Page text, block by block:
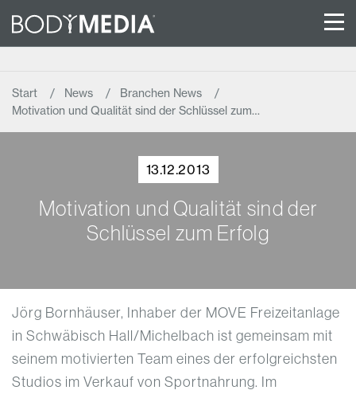
Start News
Branchen News
Motivation und Qualität sind der Schlüssel zum…
13.12.2013
Motivation und Qualität sind der
Schlüssel zum Erfolg
Jörg Bornhäuser, Inhaber der MOVE Freizeitanlage
in Schwäbisch Hall/Michelbach ist gemeinsam mit
seinem motivierten Team eines der erfolgreichsten
Studios im Verkauf von Sportnahrung. Im